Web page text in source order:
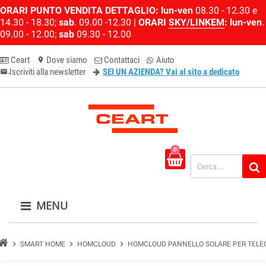
ORARI PUNTO VENDITA DETTAGLIO: lun-ven 08.30 - 12.30 e
14.30 - 18.30; sab. 09.00 -12.30 | ORARI SKY/LINKEM: lun-ven.
09.00 - 12.00; sab 09.30 - 12.00
Ceart location_on Dove siamo Contattaci Aiuto
email-newsletter
Iscriviti alla newsletter SEI UN AZIENDA? Vai al sito a dedicato
0
MENU
chevron_right SMART HOME chevron_right HOMCLOUD chevron_right HOMCLOUD PANNELLO SOLARE PER